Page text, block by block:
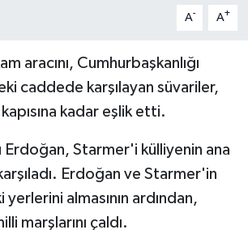
A- A+
aracını, Cumhurbaşkanlığı
caddede karşılayan süvariler,
kadar eşlik etti.
Erdoğan, Starmer'i külliyenin ana
Erdoğan ve Starmer'in
yerlerini almasının ardından,
marşlarını çaldı.